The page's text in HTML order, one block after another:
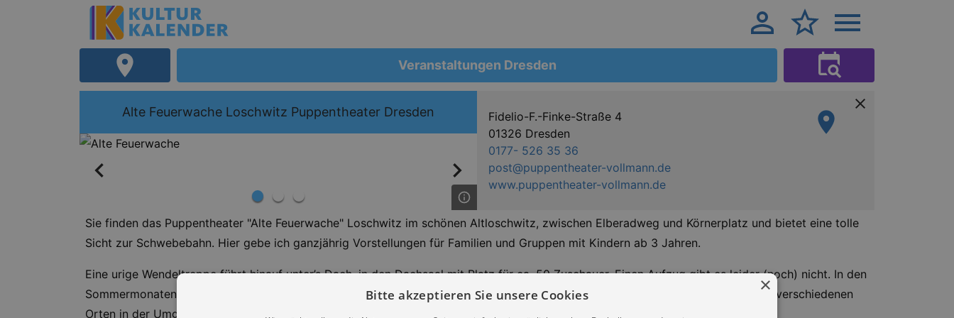
Veranstaltungen Dresden
Alte Feuerwache Loschwitz Puppentheater Dresden
Fidelio-F.-Finke-Straße 4
01326 Dresden
0177- 526 35 36
post@puppentheater-vollmann.de
www.puppentheater-vollmann.de
Sie finden das Puppentheater "Alte Feuerwache" Loschwitz im schönen Altloschwitz, zwischen Elberadweg und Körnerplatz und bietet eine tolle
Sicht zur Schwebebahn. Hier gebe ich ganzjährig Vorstellungen für Familien und Gruppen mit Kindern ab 3 Jahren.
Eine urige Wendeltreppe führt hinauf unter’s Dach, in den Dachsaal mit Platz für ca. 50 Zuschauer. Einen Aufzug gibt es leider (noch) nicht. In den
Sommermonaten verlagere ich mein Theater nach Draußen und spiele bei schönem Wetter im Hof. Außerdem gebe ich an vielen verschiedenen
Orten in der Umgebung öffentliche Gastspiele.
×
Bitte akzeptieren Sie unsere Cookies